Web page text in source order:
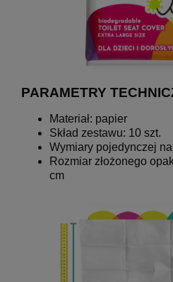
PARAMETRY
Materiał: papier
Skład zestawu: 10 szt.
Wymiary pojedynczej
Rozmiar złożonego
cm